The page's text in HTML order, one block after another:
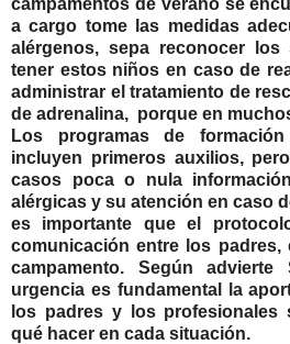
a cargo tome las medidas
alérgenos, sepa reconocer los
tener estos niños en caso de
administrar el tratamiento de
de adrenalina, porque en
Los programas de
incluyen primeros auxilios,
casos poca o nula
alérgicas y su atención en caso
es importante que el
comunicación entre los padres,
campamento. Según
urgencia es fundamental la
los padres y los profesionales
qué hacer en cada situación.